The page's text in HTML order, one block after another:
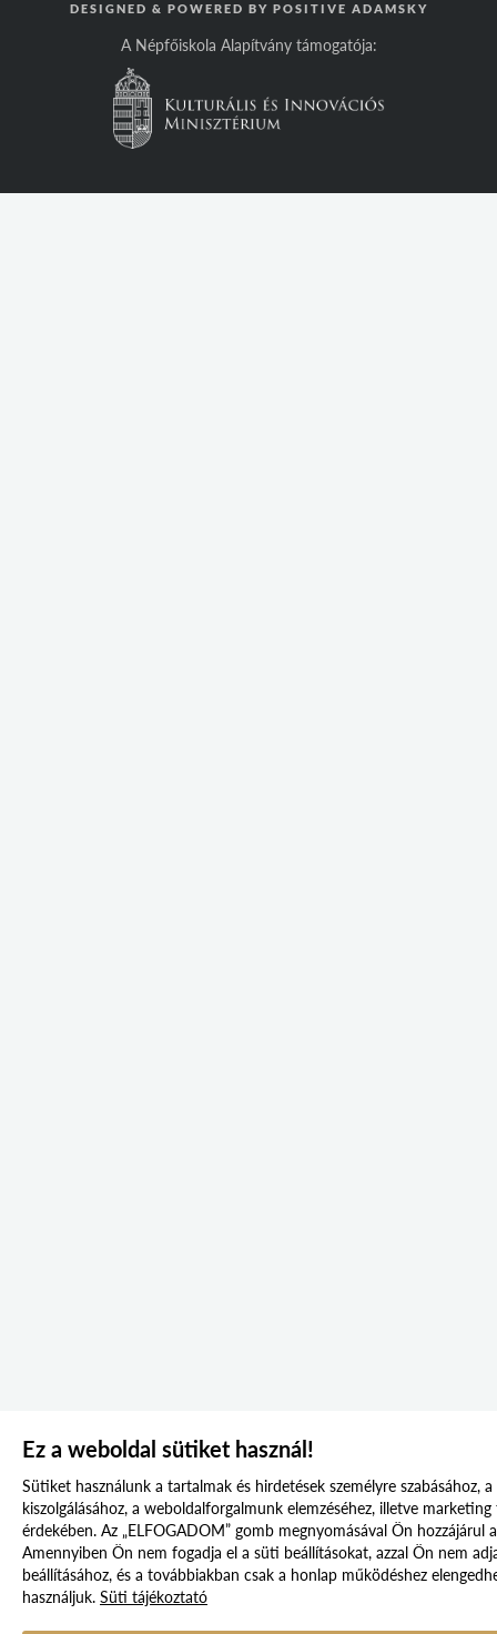
DESIGNED & POWERED BY POSITIVE ADAMSKY
A Népfőiskola Alapítvány támogatója:
Ez a weboldal sütiket használ!
Sütiket használunk a tartalmak és hirdetések személyre szabásához,
kiszolgálásához, a weboldalforgalmunk elemzéséhez, illetve
érdekében. Az „ELFOGADOM” gomb megnyomásával Ön hozzájárul
Amennyiben Ön nem fogadja el a süti beállításokat, azzal Ön nem
beállításához, és a továbbiakban csak a honlap működéshez
használjuk. Süti tájékoztató